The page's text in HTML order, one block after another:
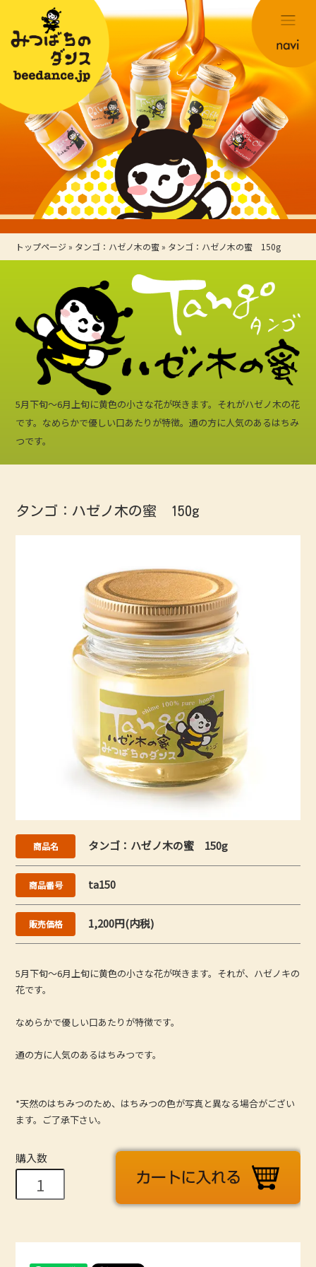
トップページ » タンゴ：ハゼノ木の蜜 » タンゴ：ハゼノ木の蜜 150g
5月下旬〜6月上旬に黄色の小さな花が咲きます。それがハゼノ木の花
です。なめらかで優しい口あたりが特徴。通の方に人気のあるはちみ
つです。
タンゴ：ハゼノ木の蜜 150g
商品名 タンゴ：ハゼノ木の蜜 150g
商品番号 ta150
販売価格 1,200円(内税)
5月下旬～6月上旬に黄色の小さな花が咲きます。それが、ハゼノキの
花です。
なめらかで優しい口あたりが特徴です。
通の方に人気のあるはちみつです。
*天然のはちみつのため、はちみつの色が写真と異なる場合がござい
ます。ご了承下さい。
購入数